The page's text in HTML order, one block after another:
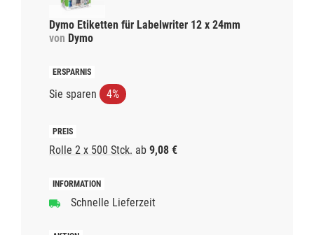
Dymo Etiketten für Labelwriter 12 x 24mm
von Dymo
Sie sparen 4%
Rolle 2 x 500 Stck. ab 9,08 €
Schnelle Lieferzeit